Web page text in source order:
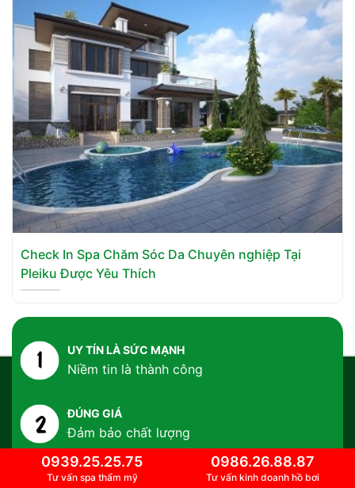
Check In Spa Chăm Sóc Da Chuyên nghiệp Tại
Pleiku Được Yêu Thích
UY TÍN LÀ SỨC MẠNH
Niềm tin là thành công
ĐÚNG GIÁ
Đảm bảo chất lượng
ĐÚNG THỜI GIAN
0939.25.25.75
Tư vấn spa thẩm mỹ
0986.26.88.87
Tư vấn kinh doanh hồ bơi